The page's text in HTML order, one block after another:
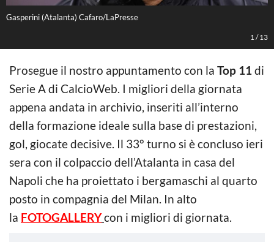
Gasperini (Atalanta) Cafaro/LaPresse
1 /13
Prosegue il nostro appuntamento con la Top 11di
Serie A di CalcioWeb. I migliori della giornata
appena andata in archivio, inseriti all’interno
della formazione ideale sulla base di prestazioni,
gol, giocate decisive. Il 33° turno si è concluso ieri
sera con il colpaccio dell’Atalanta in casa del
Napoli che ha proiettato i bergamaschi al quarto
posto in compagnia del Milan. In alto
la FOTOGALLERYcon i migliori di giornata.